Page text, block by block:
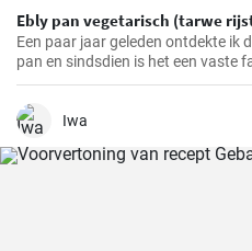
Ebly pan vegetarisch (tarwe
Een paar jaar geleden ontdekte ik
pan en sindsdien is het een vaste
een tarweproduct zoals rijst dat
toevoeging is aan veel gerechten.
groenten en kruiden maakt het een
Iwa